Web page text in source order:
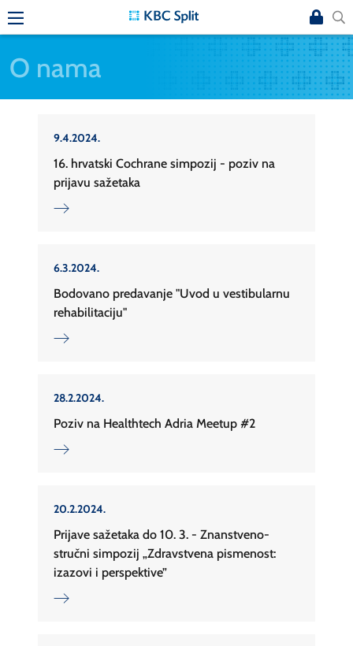
O nama
9.4.2024.
16. hrvatski Cochrane simpozij - poziv na
prijavu sažetaka
6.3.2024.
Bodovano predavanje "Uvod u vestibularnu
rehabilitaciju"
28.2.2024.
Poziv na Healthtech Adria Meetup #2
20.2.2024.
Prijave sažetaka do 10. 3. - Znanstveno-
stručni simpozij „Zdravstvena pismenost:
izazovi i perspektive”